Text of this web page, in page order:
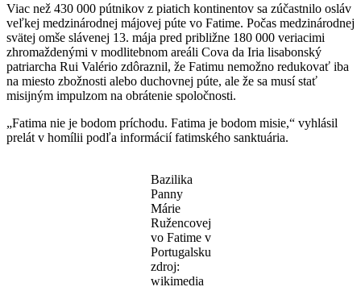
Viac než 430 000 pútnikov z piatich kontinentov sa zúčastnilo osláv
veľkej medzinárodnej májovej púte vo Fatime. Počas medzinárodnej
svätej omše slávenej 13. mája pred približne 180 000 veriacimi
zhromaždenými v modlitebnom areáli Cova da Iria lisabonský
patriarcha Rui Valério zdôraznil, že Fatimu nemožno redukovať iba
na miesto zbožnosti alebo duchovnej púte, ale že sa musí stať
misijným impulzom na obrátenie spoločnosti.
„Fatima nie je bodom príchodu. Fatima je bodom misie,“ vyhlásil
prelát v homílii podľa informácií fatimského sanktuária.
Bazilika
Panny
Márie
Ružencovej
vo Fatime v
Portugalsku
zdroj:
wikimedia